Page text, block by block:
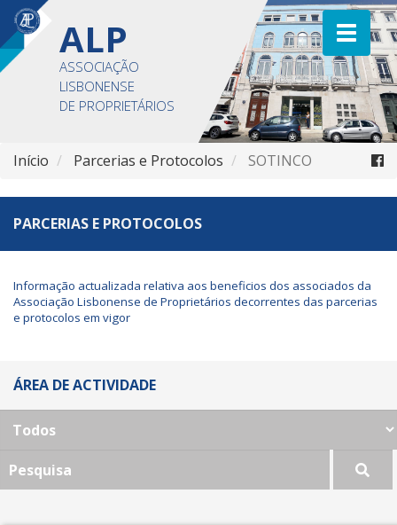
ALP
ASSOCIAÇÃO
LISBONENSE
DE PROPRIETÁRIOS
Início Parcerias e Protocolos SOTINCO
PARCERIAS E PROTOCOLOS
Informação actualizada relativa aos beneficios dos associados da
Associação Lisbonense de Proprietários decorrentes das parcerias
e protocolos em vigor
ÁREA DE ACTIVIDADE